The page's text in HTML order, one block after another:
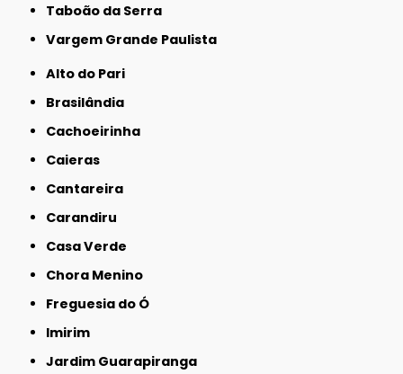
Taboão da Serra
Vargem Grande Paulista
Alto do Pari
Brasilândia
Cachoeirinha
Caieras
Cantareira
Carandiru
Casa Verde
Chora Menino
Freguesia do Ó
Imirim
Jardim Guarapiranga